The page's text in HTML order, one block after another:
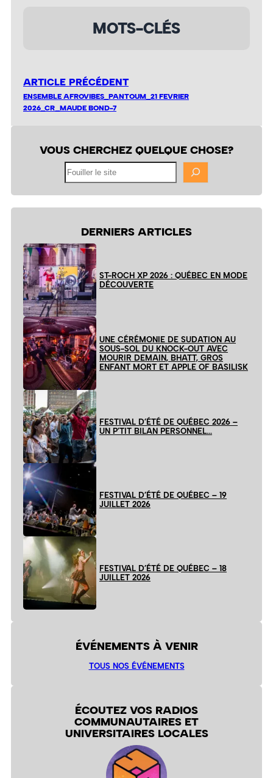
MOTS-CLÉS
ARTICLE PRÉCÉDENT
ENSEMBLE AFROVIBES_PANTOUM_21 FEVRIER
2026_CR_MAUDE BOND-7
VOUS CHERCHEZ QUELQUE CHOSE?
DERNIERS ARTICLES
ST-ROCH XP 2026 : QUÉBEC EN MODE
DÉCOUVERTE
UNE CÉRÉMONIE DE SUDATION AU
SOUS-SOL DU KNOCK-OUT AVEC
MOURIR DEMAIN, BHATT, GROS
ENFANT MORT ET APPLE OF BASILISK
FESTIVAL D’ÉTÉ DE QUÉBEC 2026 –
UN P’TIT BILAN PERSONNEL…
FESTIVAL D’ÉTÉ DE QUÉBEC – 19
JUILLET 2026
FESTIVAL D’ÉTÉ DE QUÉBEC – 18
JUILLET 2026
ÉVÉNEMENTS À VENIR
TOUS NOS ÉVÉNEMENTS
ÉCOUTEZ VOS RADIOS
COMMUNAUTAIRES ET
UNIVERSITAIRES LOCALES